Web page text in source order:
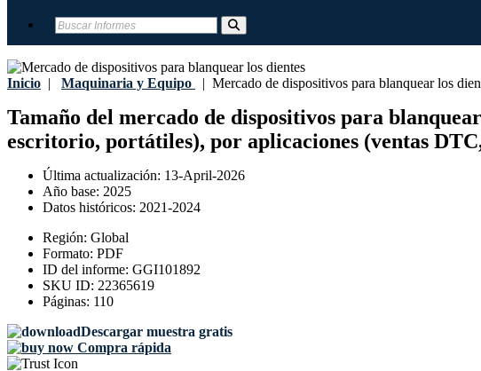
Inicio | Maquinaria y Equipo | Mercado de dispositivos para blanquear los
Tamaño del mercado de dispositivos para
escritorio, portátiles), por aplicaciones (ventas
Última actualización: 13-April-2026
Año base: 2025
Datos históricos: 2021-2024
Región: Global
Formato: PDF
ID del informe: GGI101892
SKU ID: 22365619
Páginas: 110
Descargar muestra gratis
Compra rápida